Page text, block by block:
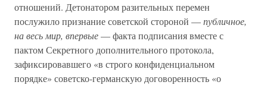
отношений. Детонатором разительных перемен
послужило признание советской стороной —публичное,
на весь мир, впервые— факта подписания вместе с
пактом Секретного дополнительного протокола,
зафиксировавшего «в строго конфиденциальном
порядке» советско-германскую договоренность «о